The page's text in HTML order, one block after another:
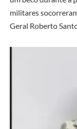
militares
Geral Roberto